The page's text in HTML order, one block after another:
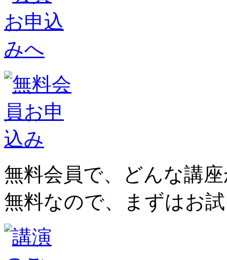
無料会員で、どんな講
無料なので、まずはお